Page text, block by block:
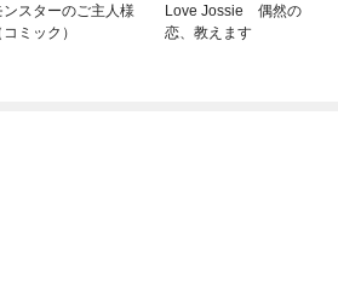
ンスターのご主人様
コミック）
Love Jossie 偶然の
恋、教えます